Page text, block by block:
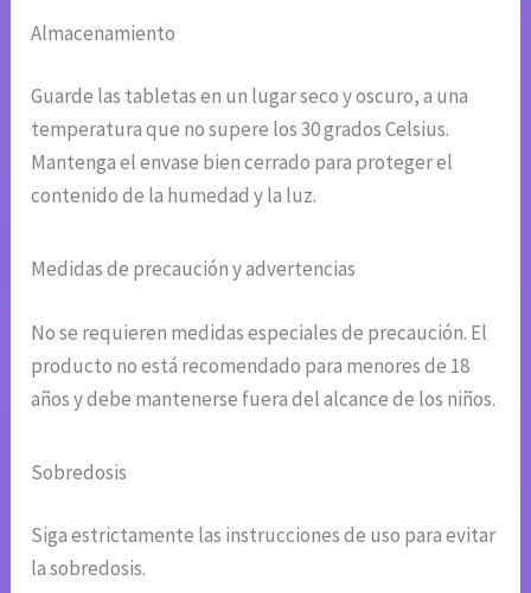
Almacenamiento
Guarde las tabletas en un lugar seco y oscuro, a una
temperatura que no supere los 30 grados Celsius.
Mantenga el envase bien cerrado para proteger el
contenido de la humedad y la luz.
Medidas de precaución y advertencias
No se requieren medidas especiales de precaución. El
producto no está recomendado para menores de 18
años y debe mantenerse fuera del alcance de los niños.
Sobredosis
Siga estrictamente las instrucciones de uso para evitar
la sobredosis.